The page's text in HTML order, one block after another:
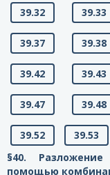
39.32 39.33
39.37 39.38
39.42 39.43
39.47 39.48
39.52
39.53
§40.
помощью